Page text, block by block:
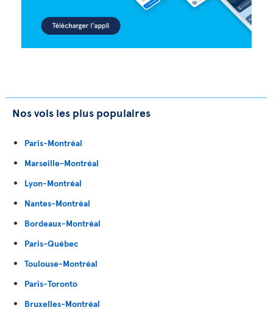
Nos vols les plus populaires
Paris-Montréal
Marseille-Montréal
Lyon-Montréal
Nantes-Montréal
Bordeaux-Montréal
Paris-Québec
Toulouse-Montréal
Paris-Toronto
Bruxelles-Montréal